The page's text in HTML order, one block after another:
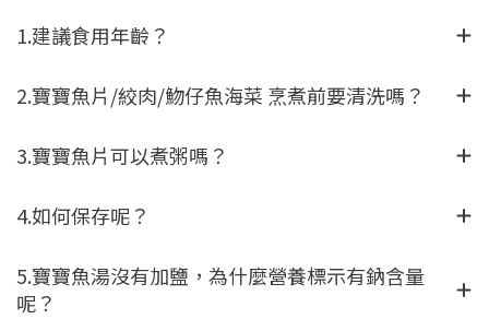
1.建議食用年齡？
2.寶寶魚片/絞肉/魩仔魚海菜 烹煮前要清洗嗎？
3.寶寶魚片可以煮粥嗎？
4.如何保存呢？
5.寶寶魚湯沒有加鹽，為什麼營養標示有鈉含量
呢？